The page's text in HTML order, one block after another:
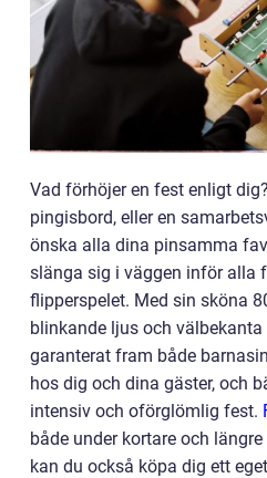
Vad förhöjer en fest enligt
pingisbord, eller en
önska alla dina pinsamma
slänga sig i väggen inför alla
flipperspelet. Med sin sköna
blinkande ljus och
garanterat fram både
hos dig och dina gäster, och
intensiv och oförglömlig fest.
både under kortare och
kan du också köpa dig ett